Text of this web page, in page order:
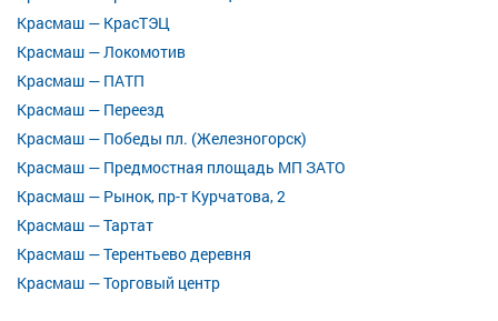
Красмаш — КрасТЭЦ
Красмаш — Локомотив
Красмаш — ПАТП
Красмаш — Переезд
Красмаш — Победы пл. (Железногорск)
Красмаш — Предмостная площадь МП ЗАТО
Красмаш — Рынок, пр-т Курчатова, 2
Красмаш — Тартат
Красмаш — Терентьево деревня
Красмаш — Торговый центр